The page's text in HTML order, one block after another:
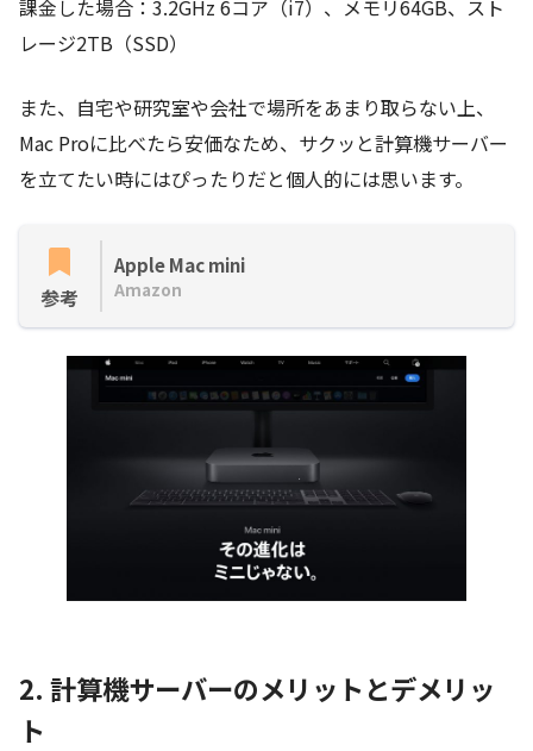
課金した場合：3.2GHz 6コア（i7）、メモリ64GB、スト
レージ2TB（SSD）
また、自宅や研究室や会社で場所をあまり取らない上、
Mac Proに比べたら安価なため、サクッと計算機サーバー
を立てたい時にはぴったりだと個人的には思います。
参考
Apple Mac mini
Amazon
2. 計算機サーバーのメリットとデメリッ
ト